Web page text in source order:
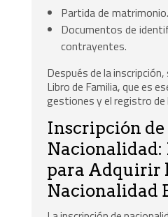
Partida de matrimonio.
Documentos de
contrayentes.
Después de la
Libro de Familia, que es
gestiones y el registro de
Inscripción de
Nacionalidad:
para Adquirir
Nacionalidad